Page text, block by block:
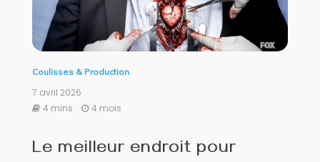
Coulisses & Production
7 avril 2026
4 mins
4 mois
Le meilleur endroit pour